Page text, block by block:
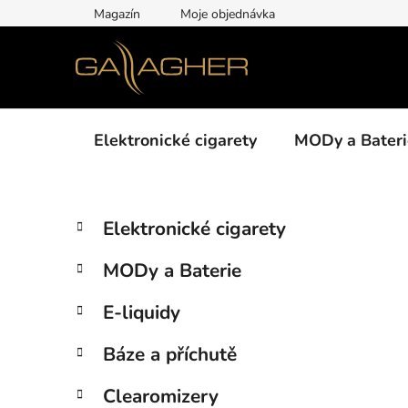
na
Magazín Moje objednávka
Elektronické cigarety MODy a
P
s
r
n
n
Přeskočit
kategorie
K
a
e
o
i
Elektronické cigarety
MODy a Baterie
E-liquidy
Báze a příchutě
Clearomizery